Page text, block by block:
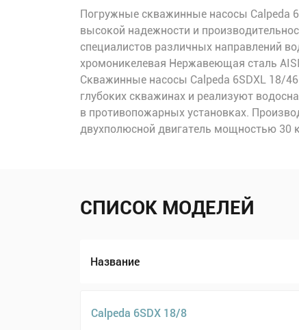
Погружные скважинные насосы Calpeda
высокой надежности и
специалистов различных направлений
хромоникелевая Нержавеющая сталь
Скважинные насосы Calpeda 6SDXL 18/
глубоких скважинах и реализуют
в противопожарных установках.
двухполюсной двигатель мощностью 30
СПИСОК МОДЕЛЕЙ
Название
Calpeda 6SDX 18/8